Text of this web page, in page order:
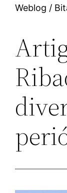
Weblog /